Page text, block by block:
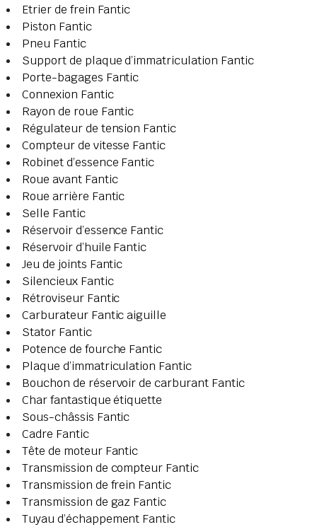
Etrier de frein Fantic
Piston Fantic
Pneu Fantic
Support de plaque d’immatriculation Fantic
Porte-bagages Fantic
Connexion Fantic
Rayon de roue Fantic
Régulateur de tension Fantic
Compteur de vitesse Fantic
Robinet d’essence Fantic
Roue avant Fantic
Roue arrière Fantic
Selle Fantic
Réservoir d’essence Fantic
Réservoir d’huile Fantic
Jeu de joints Fantic
Silencieux Fantic
Rétroviseur Fantic
Carburateur Fantic aiguille
Stator Fantic
Potence de fourche Fantic
Plaque d’immatriculation Fantic
Bouchon de réservoir de carburant Fantic
Char fantastique étiquette
Sous-châssis Fantic
Cadre Fantic
Tête de moteur Fantic
Transmission de compteur Fantic
Transmission de frein Fantic
Transmission de gaz Fantic
Tuyau d’échappement Fantic